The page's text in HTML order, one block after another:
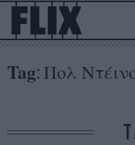
Tag: Πολ